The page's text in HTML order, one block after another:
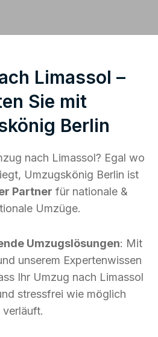
Limassol –
Sie mit
Berlin
nach Limassol? Egal wo
Umzugskönig Berlin ist
Partner für nationale &
Umzüge.
Umzugslösungen: Mit
unserem Expertenwissen
Ihr Umzug nach Limassol
stressfrei wie möglich
verläuft.